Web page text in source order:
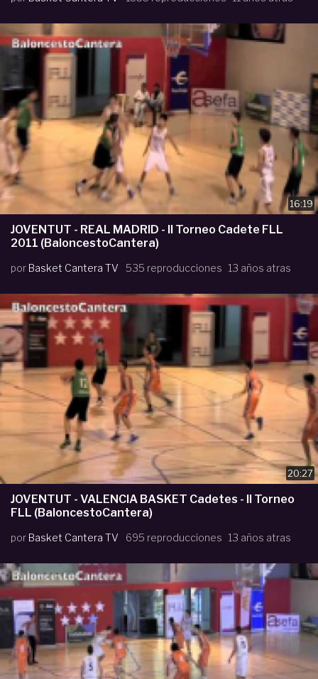
16:19
JOVENTUT - REAL MADRID - II Torneo Cadete FLL
2011 (BaloncestoCantera)
por Basket Cantera TV 535 reproducciones 13 años atras
20:27
JOVENTUT - VALENCIA BASKET Cadetes - II Torneo
FLL (BaloncestoCantera)
por Basket Cantera TV 695 reproducciones 13 años atras